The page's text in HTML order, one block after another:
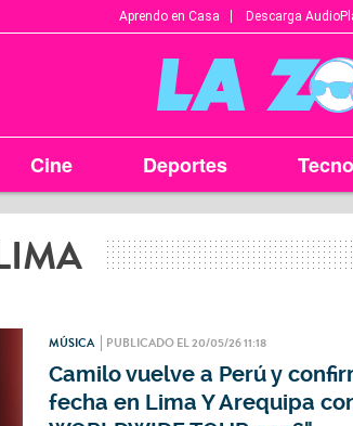
Aprendo en Casa Descarga
Cine Deportes
MÚSICA PUBLICADO EL 20/05/26 11:18
Camilo vuelve a Perú y
fecha en Lima Y Arequipa